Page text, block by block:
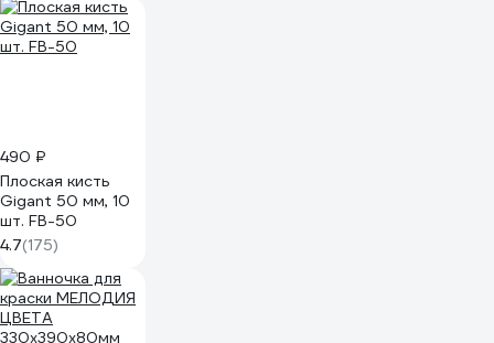
490 ₽
Плоская кисть
Gigant 50 мм, 10
шт. FB-50
4.7(175)